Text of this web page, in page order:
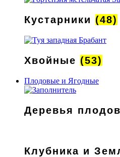
Кустарники (48)
Хвойные (53)
Плодовые и Ягодные
Деревья
Клубника и